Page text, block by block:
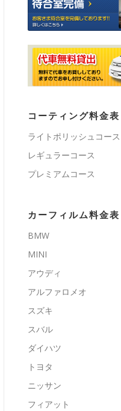
コーティング料金表
ライトポリッシュコース
レギュラーコース
プレミアムコース
カーフィルム料金表
BMW
MINI
アウディ
アルファロメオ
スズキ
スバル
ダイハツ
トヨタ
ニッサン
フィアット